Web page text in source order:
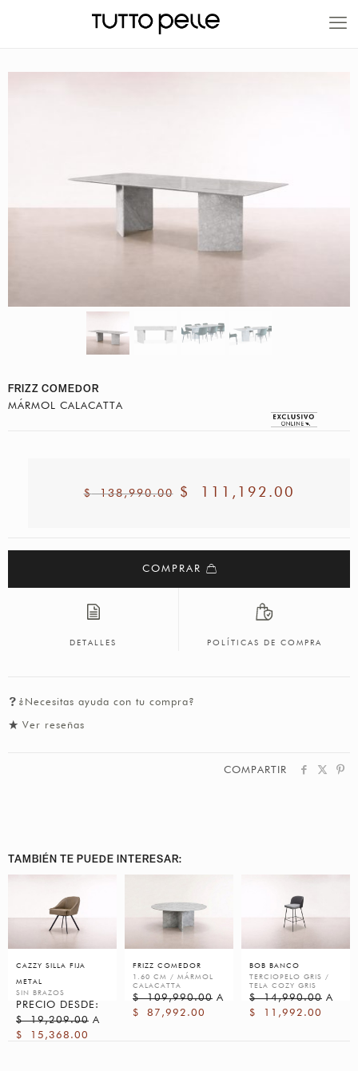
20% EN PRODUCTOS A FABRICACIÓN
FRIZZ COMEDOR
MÁRMOL CALACATTA
$138,990.00 $ 111,192.00
COMPRAR
DETALLES POLÍTICAS DE COMPRA
¿Necesitas ayuda con tu compra?
Ver reseñas
COMPARTIR
TAMBIÉN TE PUEDE INTERESAR:
CAZZY SILLA FIJA
METAL
SIN BRAZOS
PRECIO DESDE:
$19,209.00 A
$
15,368.00
FRIZZ COMEDOR
1.60 CM / MÁRMOL
CALACATTA
$109,990.00 A
$
87,992.00
BOB BANCO
TERCIOPELO GRIS /
TELA COZY GRIS
$14,990.00 A
$
11,992.00